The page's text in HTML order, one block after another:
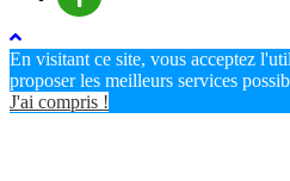
En visitant ce site, vous acceptez
proposer les meilleurs services
J'ai compris !